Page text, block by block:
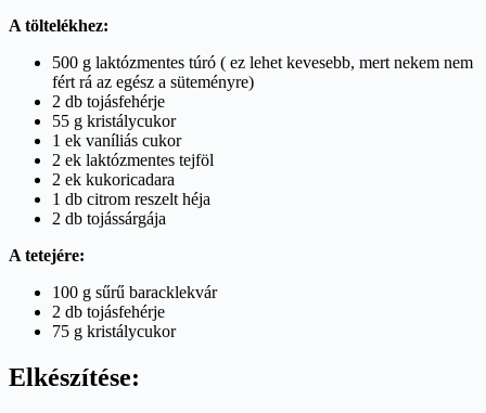
A töltelékhez:
500 g laktózmentes túró ( ez lehet kevesebb, mert nekem nem
fért rá az egész a süteményre)
2 db tojásfehérje
55 g kristálycukor
1 ek vaníliás cukor
2 ek laktózmentes tejföl
2 ek kukoricadara
1 db citrom reszelt héja
2 db tojássárgája
A tetejére:
100 g sűrű baracklekvár
2 db tojásfehérje
75 g kristálycukor
Elkészítése: